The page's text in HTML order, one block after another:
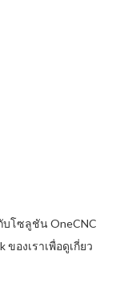
บโซลูชัน OneCNC
องเราเพื่อดูเกี่ยว